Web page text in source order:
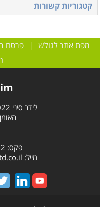
קטגוריות קשורות
מפת אתר לגולש |פרסם
לידר סיני 2022 בע"מ (קורסים)
האומן 17, חדרה
פקס: 04-6323192
מייל: